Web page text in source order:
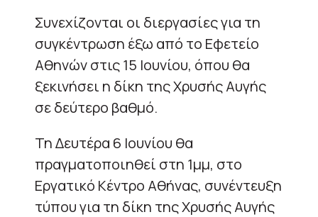
Συνεχίζονται οι διεργασίες για τη
συγκέντρωση έξω από το Εφετείο
Αθηνών στις 15 Ιουνίου, όπου θα
ξεκινήσει η δίκη της Χρυσής Αυγής
σε δεύτερο βαθμό.
Τη Δευτέρα 6 Ιουνίου θα
πραγματοποιηθεί στη 1μμ, στο
Εργατικό Κέντρο Αθήνας, συνέντευξη
τύπου για τη δίκη της Χρυσής Αυγής